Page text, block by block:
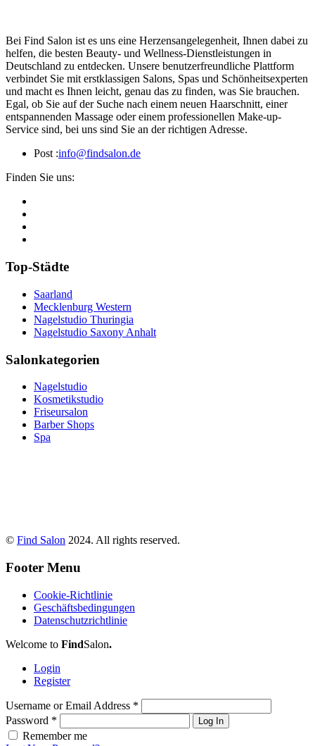
Bei Find Salon ist es uns eine Herzensangelegenheit, Ihnen dabei zu
helfen, die besten Beauty- und Wellness-Dienstleistungen in
Deutschland zu entdecken. Unsere benutzerfreundliche Plattform
verbindet Sie mit erstklassigen Salons, Spas und Schönheitsexperten
und macht es Ihnen leicht, genau das zu finden, was Sie brauchen.
Egal, ob Sie auf der Suche nach einem neuen Haarschnitt, einer
entspannenden Massage oder einem professionellen Make-up-
Service sind, bei uns sind Sie an der richtigen Adresse.
Post :info@findsalon.de
Finden Sie uns:
Top-Städte
Saarland
Mecklenburg Western
Nagelstudio Thuringia
Nagelstudio Saxony Anhalt
Salonkategorien
Nagelstudio
Kosmetikstudio
Friseursalon
Barber Shops
Spa
© Find Salon 2024. All rights reserved.
Footer Menu
Cookie-Richtlinie
Geschäftsbedingungen
Datenschutzrichtlinie
Welcome to FindSalon.
Login
Register
Username or Email Address *
Password * Log In
Remember me